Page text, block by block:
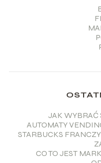
JAK WYBRAĆ
AUTOMATY
STARBUCKS
CO TO JEST